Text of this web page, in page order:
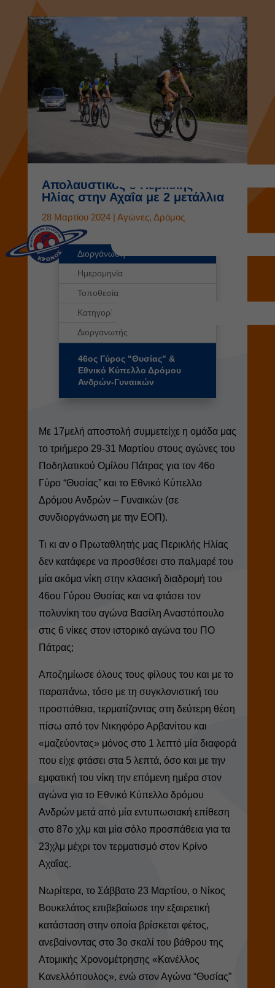
Απολαυστικός ο Περικλής
Ηλίας στην Αχαΐα με 2 μετάλλια
28 Μαρτίου 2024| Αγώνες, Δρόμος
Διοργάνωση
Ημερομηνία
Τοποθεσία
Κατηγορίες
Διοργανωτής
46ος Γύρος "Θυσίας" &
Εθνικό Κύπελλο Δρόμου
Ανδρών-Γυναικών
Με 17μελή αποστολή συμμετείχε η ομάδα μας
το τριήμερο 29-31 Μαρτίου στους αγώνες του
Ποδηλατικού Ομίλου Πάτρας για τον 46ο
Γύρο “Θυσίας” και το Εθνικό Κύπελλο
Δρόμου Ανδρών – Γυναικών (σε
συνδιοργάνωση με την ΕΟΠ).
Τι κι αν ο Πρωταθλητής μας Περικλής Ηλίας
δεν κατάφερε να προσθέσει στο παλμαρέ του
μία ακόμα νίκη στην κλασική διαδρομή του
46ου Γύρου Θυσίας και να φτάσει τον
πολυνίκη του αγώνα Βασίλη Αναστόπουλο
στις 6 νίκες στον ιστορικό αγώνα του ΠΟ
Πάτρας;
Αποζημίωσε όλους τους φίλους του και με το
παραπάνω, τόσο με τη συγκλονιστική του
προσπάθεια, τερματίζοντας στη δεύτερη θέση
πίσω από τον Νικηφόρο Αρβανίτου και
«μαζεύοντας» μόνος στο 1 λεπτό μία διαφορά
που είχε φτάσει στα 5 λεπτά, όσο και με την
εμφατική του νίκη την επόμενη ημέρα στον
αγώνα για το Εθνικό Κύπελλο δρόμου
Ανδρών μετά από μία εντυπωσιακή επίθεση
στο 87ο χλμ και μία σόλο προσπάθεια για τα
23χλμ μέχρι τον τερματισμό στον Κρίνο
Αχαΐας.
Νωρίτερα, το Σάββατο 23 Μαρτίου, ο Νίκος
Βουκελάτος επιβεβαίωσε την εξαιρετική
κατάσταση στην οποία βρίσκεται φέτος,
ανεβαίνοντας στο 3ο σκαλί του βάθρου της
Ατομικής Χρονομέτρησης «Κανέλλος
Κανελλόπουλος», ενώ στον Αγώνα “Θυσίας”